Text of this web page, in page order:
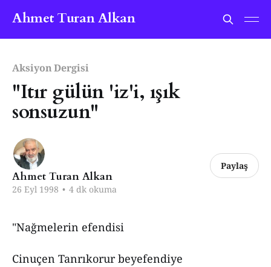
Ahmet Turan Alkan
Aksiyon Dergisi
"Itır gülün 'iz'i, ışık
sonsuzun"
Ahmet Turan Alkan
26 Eyl 1998 • 4 dk okuma
Paylaş
"Nağmelerin efendisi
Cinuçen Tanrıkorur beyefendiye